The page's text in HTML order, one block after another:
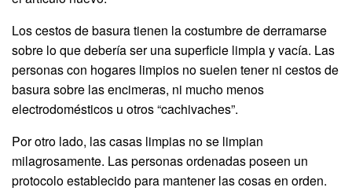
Los cestos de basura tienen la costumbre de derramarse
sobre lo que debería ser una superficie limpia y vacía. Las
personas con hogares limpios no suelen tener ni cestos de
basura sobre las encimeras, ni mucho menos
electrodomésticos u otros “cachivaches”.
Por otro lado, las casas limpias no se limpian
milagrosamente. Las personas ordenadas poseen un
protocolo establecido para mantener las cosas en orden.